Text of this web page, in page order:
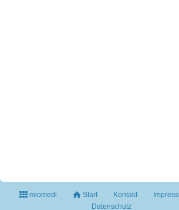
miomedi Start Kontakt
Datenschutz